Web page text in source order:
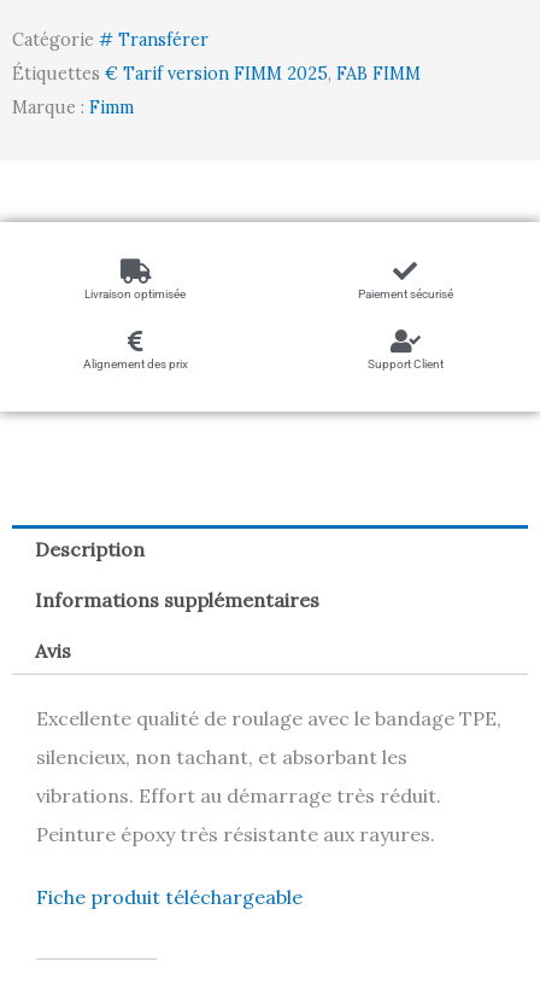
bloc
porte,
Catégorie # Transférer
Étiquettes € Tarif version FIMM 2025, FAB FIMM
Marque : Fimm
Livraison optimisée Paiement sécurisé
Alignement des prix Support Client
Description
Informations supplémentaires
Avis
Excellente qualité de roulage avec le bandage TPE,
silencieux, non tachant, et absorbant les
vibrations. Effort au démarrage très réduit.
Peinture époxy très résistante aux rayures.
Fiche produit téléchargeable